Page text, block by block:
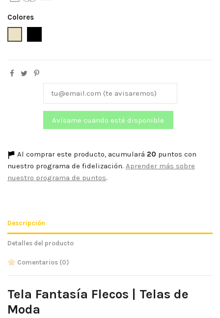
Colores
Al comprar este producto, acumulará 20 puntos con
nuestro programa de fidelización. Aprender más sobre
nuestro programa de puntos.
Descripción
Detalles del producto
Comentarios (0)
Tela Fantasía Flecos | Telas de
Moda